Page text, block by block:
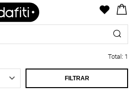
Total: 1
FILTRAR